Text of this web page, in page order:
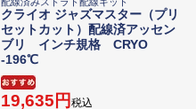
クライオ ジャズマスター（プリ
セットカット）配線済アッセン
ブリ インチ規格 CRYO
-196℃
19,635 税込